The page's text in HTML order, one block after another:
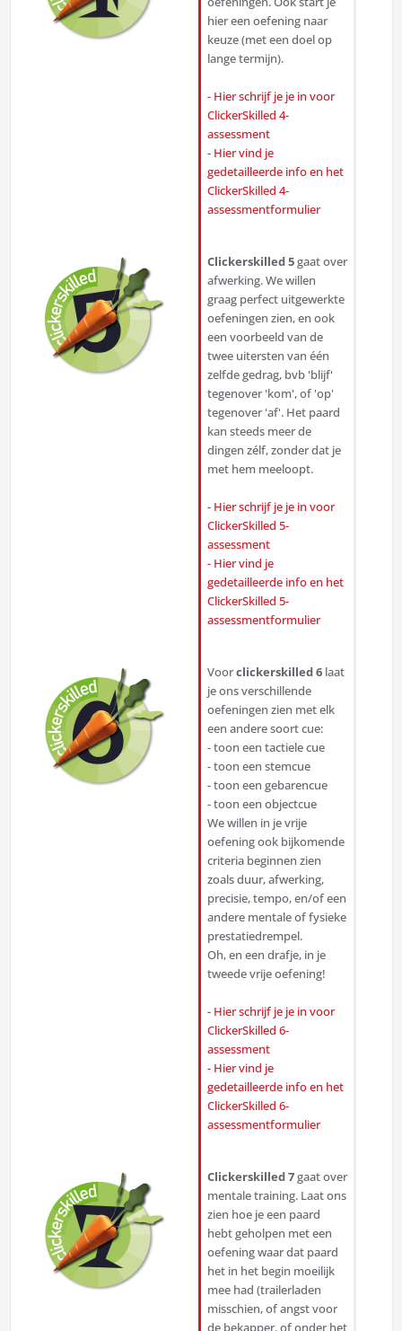
hier een oefening naar
keuze (met een doel op
lange termijn).
- Hier schrijf je je in voor
ClickerSkilled 4-
assessment
- Hier vind je
gedetailleerde info en het
ClickerSkilled 4-
assessmentformulier
Clickerskilled 5gaat over
afwerking. We willen
graag perfect uitgewerkte
oefeningen zien, en ook
een voorbeeld van de
twee uitersten van één
zelfde gedrag, bvb 'blijf'
tegenover 'kom', of 'op'
tegenover 'af'. Het paard
kan steeds meer de
dingen zélf, zonder dat je
met hem meeloopt.
- Hier schrijf je je in voor
ClickerSkilled 5-
assessment
- Hier vind je
gedetailleerde info en het
ClickerSkilled 5-
assessmentformulier
Voorclickerskilled 6laat
je ons verschillende
oefeningen zien met elk
een andere soort cue:
- toon een tactiele cue
- toon een stemcue
- toon een gebarencue
- toon een objectcue
We willen in je vrije
oefening ook bijkomende
criteria beginnen zien
zoals duur, afwerking,
precisie, tempo, en/of een
andere mentale of fysieke
prestatiedrempel.
Oh, en een drafje, in je
tweede vrije oefening!
- Hier schrijf je je in voor
ClickerSkilled 6-
assessment
- Hier vind je
gedetailleerde info en het
ClickerSkilled 6-
assessmentformulier
Clickerskilled 7gaat over
mentale training. Laat ons
zien hoe je een paard
hebt geholpen met een
oefening waar dat paard
het in het begin moeilijk
mee had (trailerladen
misschien, of angst voor
de bekapper, of onder het